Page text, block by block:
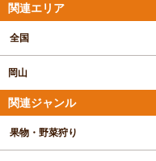
関連エリア
全国
岡山
関連ジャンル
果物・野菜狩り